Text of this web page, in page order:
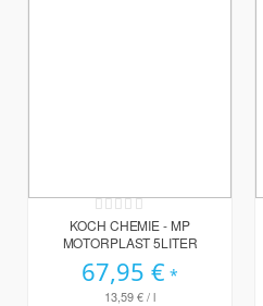
Rating:
0%
KOCH CHEMIE - MP
MOTORPLAST 5LITER
67,95 €
13,59 €/ l